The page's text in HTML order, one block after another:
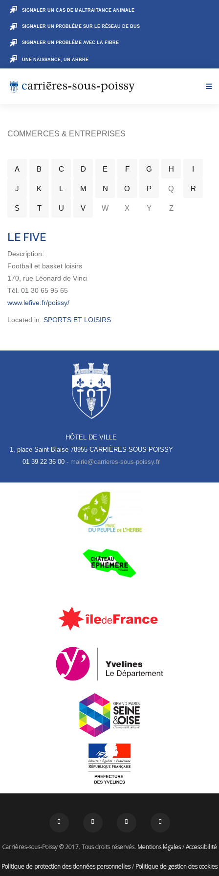
SIGNALER UN CAS DE MALTRAITANCE ANIMALE
SIGNALER UN PROBLÈME SUR LE RÉSEAU DE BUS
SIGNALER UN PROBLÈME AVEC LA FIBRE
UNE NAISSANCE, UN ARBRE
COMMERCES & ENTREPRISES
A B C D E F G H I
J K L M N O P Q R
S T U V W X Y Z
LE FIVE
Description:
Football et basket loisirs
170, rue Léonard de Vinci
Tél. 01 30 65 95 65
www.lefive.fr/poissy/
Located in: SPORTS ET LOISIRS
HÔTEL DE VILLE
1, place Saint-Blaise 78955 CARRIÈRES-SOUS-POISSY
01 39 22 36 00 -
Carrières-sous-Poissy © 2017. Tous droits réservés. Mentions légales/Accessibilité
Politique de protection des données personnelles/Politique de gestion des cookies